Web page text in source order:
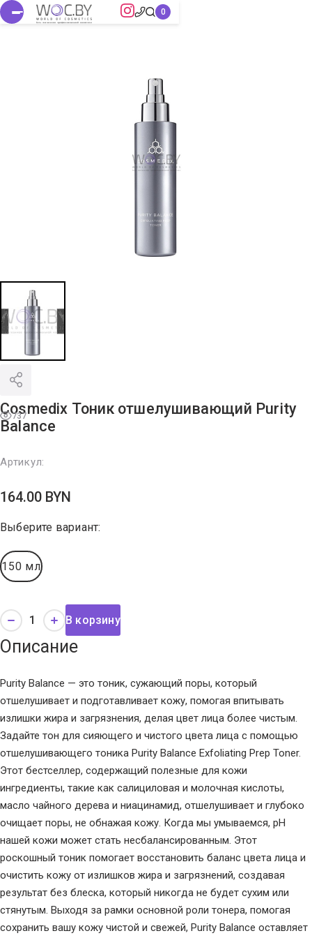
737
Cosmedix Тоник отшелушивающий Purity
Balance
Артикул:
164.00 BYN
Выберите вариант:
150 мл
В корзину
Описание
Purity Balance — это тоник, сужающий поры, который
отшелушивает и подготавливает кожу, помогая впитывать
излишки жира и загрязнения, делая цвет лица более чистым.
Задайте тон для сияющего и чистого цвета лица с помощью
отшелушивающего тоника Purity Balance Exfoliating Prep Toner.
Этот бестселлер, содержащий полезные для кожи
ингредиенты, такие как салициловая и молочная кислоты,
масло чайного дерева и ниацинамид, отшелушивает и глубоко
очищает поры, не обнажая кожу. Когда мы умываемся, pH
нашей кожи может стать несбалансированным. Этот
роскошный тоник помогает восстановить баланс цвета лица и
очистить кожу от излишков жира и загрязнений, создавая
результат без блеска, который никогда не будет сухим или
стянутым. Выходя за рамки основной роли тонера, помогая
сохранить вашу кожу чистой и свежей, Purity Balance оставляет